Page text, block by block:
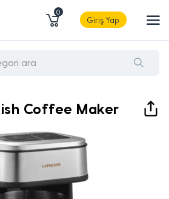
0
Giriş Yap
Coffee Maker